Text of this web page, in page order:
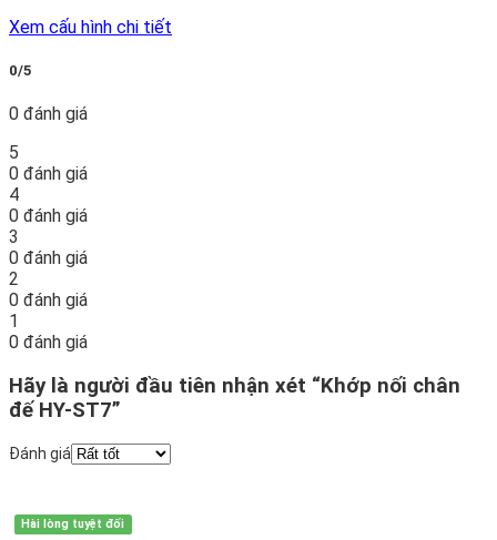
Xem cấu hình chi tiết
0/5
0 đánh giá
5
0 đánh giá
4
0 đánh giá
3
0 đánh giá
2
0 đánh giá
1
0 đánh giá
Hãy là người đầu tiên nhận xét “Khớp nối chân
đế HY-ST7”
Đánh giá
Hài lòng tuyệt đối